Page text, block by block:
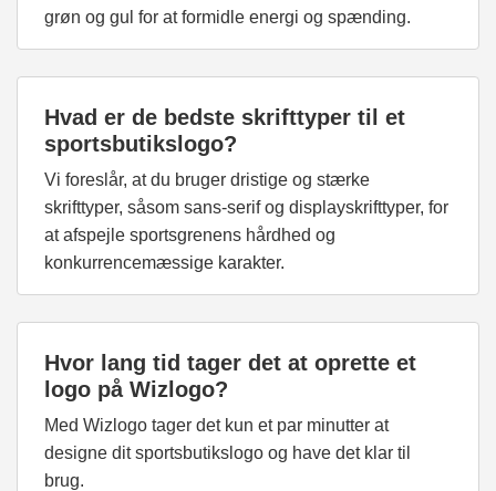
grøn og gul for at formidle energi og spænding.
Hvad er de bedste skrifttyper til et
sportsbutikslogo?
Vi foreslår, at du bruger dristige og stærke
skrifttyper, såsom sans-serif og displayskrifttyper, for
at afspejle sportsgrenens hårdhed og
konkurrencemæssige karakter.
Hvor lang tid tager det at oprette et
logo på Wizlogo?
Med Wizlogo tager det kun et par minutter at
designe dit sportsbutikslogo og have det klar til
brug.